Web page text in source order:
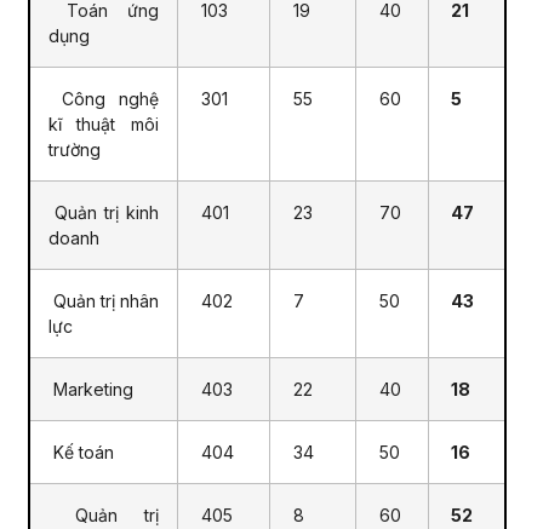
Toán ứng
dụng
103 19 40 21
Công nghệ
kĩ thuật môi
trường
301 55 60 5
Quản trị kinh
doanh
401 23 70 47
Quản trị nhân
lực
402 7 50 43
Marketing 403 22 40 18
Kế toán 404 34 50 16
Quản trị
405 8 60 52